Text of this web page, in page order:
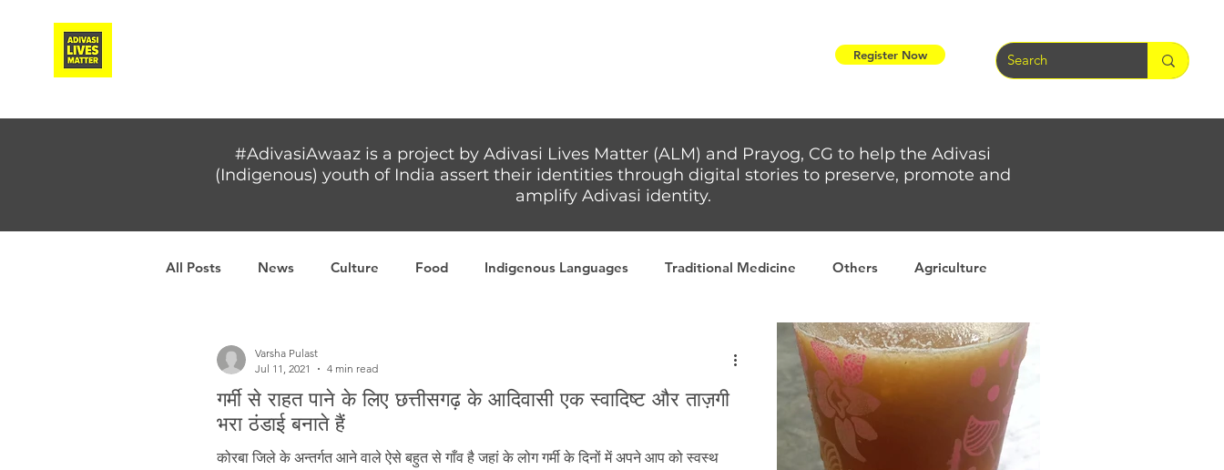
Register Now
#AdivasiAwaaz is a project by Adivasi Lives Matter (ALM) and Prayog, CG to help the Adivasi
(Indigenous) youth of India assert their identities through digital stories to preserve, promote and
amplify Adivasi identity.
All Posts News Culture Food Indigenous Languages Traditional Medicine Others Agriculture
Tribal Warriors Weather
Freedom Fighters Folklore Tribal History Festivals Landscape Tribal Rights
गर्मी से राहत पाने के लिए छत्तीसगढ़ के आदिवासी एक स्वादिष्ट और ताज़गी
भरा ठंडाई बनाते हैं
कोरबा जिले के अन्तर्गत आने वाले ऐसे बहुत से गाँव है जहां के लोग गर्मी के दिनों में अपने आप को स्वस्थ
Varsha Pulast
Jul 11, 2021
4 min read